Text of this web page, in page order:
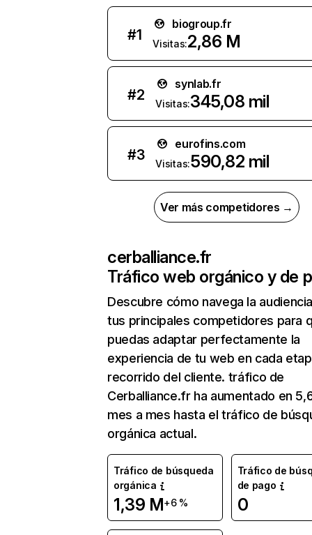
#1
biogroup.fr
Visitas:2,86 M
#2
synlab.fr
Visitas:345,08 mil
#3
eurofins.com
Visitas:590,82 mil
Ver más competidores →
cerballiance.fr
Tráfico web orgánico y de
Descubre cómo navega la
tus principales competidores para
puedas adaptar perfectamente la
experiencia de tu web en cada
recorrido del cliente. tráfico de
Cerballiance.fr ha aumentado en
mes a mes hasta el tráfico de
orgánica actual.
Tráfico de búsqueda
orgánica
1,39 M+6 %
Tráfico de
de pago
0